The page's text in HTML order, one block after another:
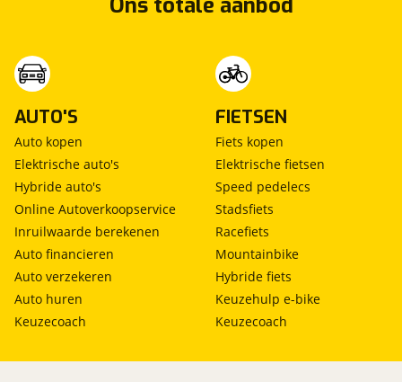
aanbieder te brengen. Lees hier meer over in
privacyverklaring
Stuur mijn bevinding door
Ons totale aanbod
AUTO'S
Auto kopen
Elektrische auto's
Hybride auto's
Online Autoverkoopservice
Inruilwaarde berekenen
Auto financieren
Auto verzekeren
Auto huren
Keuzecoach
FIETSEN
Fiets kopen
Elektrische fietsen
Speed pedelecs
Stadsfiets
Racefiets
Mountainbike
Hybride fiets
Keuzehulp e-bike
Keuzecoach